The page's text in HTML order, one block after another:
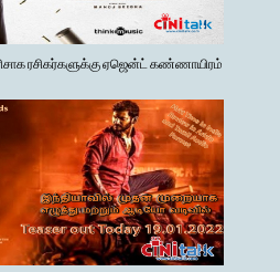
ரசிகர்களுக்கு ஏஜென்ட் கண்ணாயிரம்